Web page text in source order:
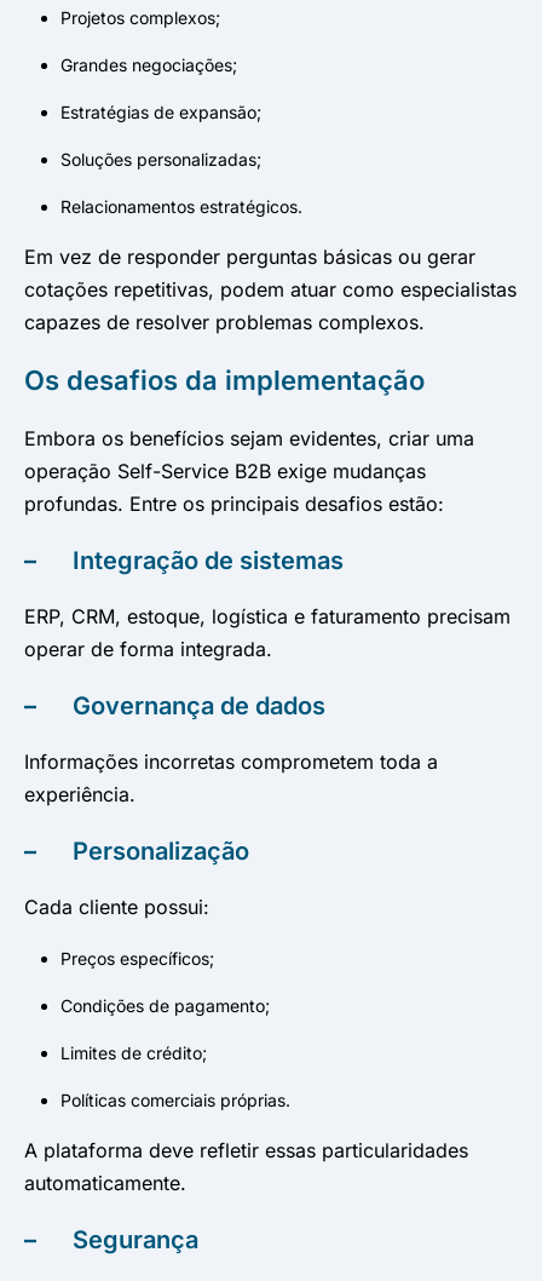
Projetos complexos;
Grandes negociações;
Estratégias de expansão;
Soluções personalizadas;
Relacionamentos estratégicos.
Em vez de responder perguntas básicas ou gerar
cotações repetitivas, podem atuar como especialistas
capazes de resolver problemas complexos.
Os desafios da implementação
Embora os benefícios sejam evidentes, criar uma
operação Self-Service B2B exige mudanças
profundas. Entre os principais desafios estão:
– Integração de sistemas
ERP, CRM, estoque, logística e faturamento precisam
operar de forma integrada.
– Governança de dados
Informações incorretas comprometem toda a
experiência.
– Personalização
Cada cliente possui:
Preços específicos;
Condições de pagamento;
Limites de crédito;
Políticas comerciais próprias.
A plataforma deve refletir essas particularidades
automaticamente.
– Segurança